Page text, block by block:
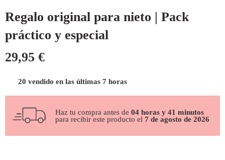
Regalo original para nieto | Pack
práctico y especial
29,95 €
20 vendido en las últimas 7 horas
Haz tu compra antes de 04 horas y 41 minutos
para recibir este producto el 7 de agosto de 2026